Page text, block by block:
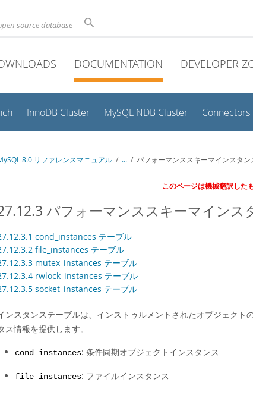
source database
DOCUMENTATION DEVELOPER
InnoDB Cluster MySQL NDB Cluster Connectors
8.0 リファレンスマニュアル / ... / パフォーマンススキーマインスタン
このページは機械翻訳した
パフォーマンススキーマインス
cond_instances テーブル
file_instances テーブル
mutex_instances テーブル
rwlock_instances テーブル
socket_instances テーブル
ンスタンステーブルは、インストゥルメントされたオブジェク
ス情報を提供します。
cond_instances: 条件同期オブジェクトインスタンス
file_instances: ファイルインスタンス